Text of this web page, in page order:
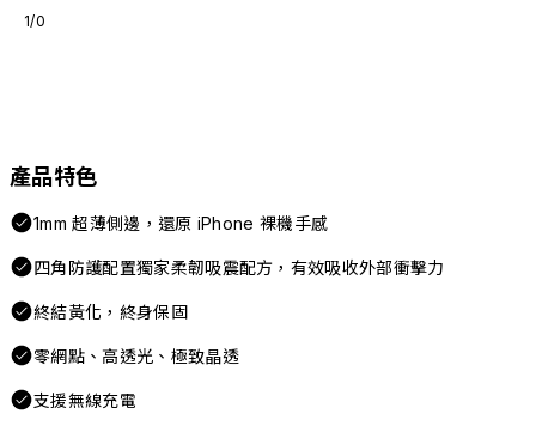
1/0
產品特色
1mm 超薄側邊，還原 iPhone 裸機手感
四角防護配置獨家柔韌吸震配方，有效吸收外部衝擊力
終結黃化，終身保固
零網點、高透光、極致晶透
支援無線充電